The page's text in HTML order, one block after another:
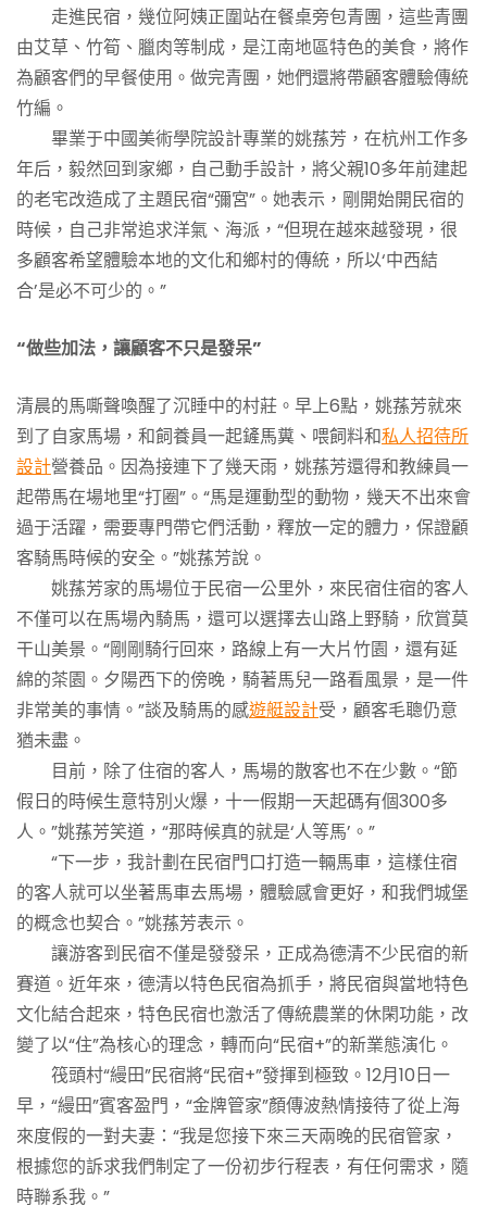
走進民宿，幾位阿姨正圍站在餐桌旁包青團，這些青團
由艾草、竹筍、臘肉等制成，是江南地區特色的美食，將作
為顧客們的早餐使用。做完青團，她們還將帶顧客體驗傳統
竹編。
畢業于中國美術學院設計專業的姚蓀芳，在杭州工作多
年后，毅然回到家鄉，自己動手設計，將父親10多年前建起
的老宅改造成了主題民宿“彌宮”。她表示，剛開始開民宿的
時候，自己非常追求洋氣、海派，“但現在越來越發現，很
多顧客希望體驗本地的文化和鄉村的傳統，所以‘中西結
合’是必不可少的。”
“做些加法，讓顧客不只是發呆”
清晨的馬嘶聲喚醒了沉睡中的村莊。早上6點，姚蓀芳就來
到了自家馬場，和飼養員一起鏟馬糞、喂飼料和私人招待所
設計營養品。因為接連下了幾天雨，姚蓀芳還得和教練員一
起帶馬在場地里“打圈”。“馬是運動型的動物，幾天不出來會
過于活躍，需要專門帶它們活動，釋放一定的體力，保證顧
客騎馬時候的安全。”姚蓀芳說。
姚蓀芳家的馬場位于民宿一公里外，來民宿住宿的客人
不僅可以在馬場內騎馬，還可以選擇去山路上野騎，欣賞莫
干山美景。“剛剛騎行回來，路線上有一大片竹園，還有延
綿的茶園。夕陽西下的傍晚，騎著馬兒一路看風景，是一件
非常美的事情。”談及騎馬的感遊艇設計受，顧客毛聰仍意
猶未盡。
目前，除了住宿的客人，馬場的散客也不在少數。“節
假日的時候生意特別火爆，十一假期一天起碼有個300多
人。”姚蓀芳笑道，“那時候真的就是‘人等馬’。”
“下一步，我計劃在民宿門口打造一輛馬車，這樣住宿
的客人就可以坐著馬車去馬場，體驗感會更好，和我們城堡
的概念也契合。”姚蓀芳表示。
讓游客到民宿不僅是發發呆，正成為德清不少民宿的新
賽道。近年來，德清以特色民宿為抓手，將民宿與當地特色
文化結合起來，特色民宿也激活了傳統農業的休閑功能，改
變了以“住”為核心的理念，轉而向“民宿+”的新業態演化。
筏頭村“縵田”民宿將“民宿+”發揮到極致。12月10日一
早，“縵田”賓客盈門，“金牌管家”顏傳波熱情接待了從上海
來度假的一對夫妻：“我是您接下來三天兩晚的民宿管家，
根據您的訴求我們制定了一份初步行程表，有任何需求，隨
時聯系我。”